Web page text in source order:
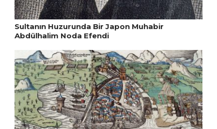
Sultanın Huzurunda Bir Japon Muhabir
Abdülhalim Noda Efendi